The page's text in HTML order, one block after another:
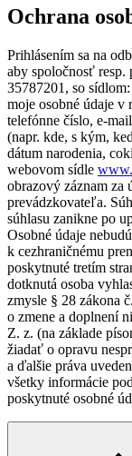
Ochrana
Prihlásením sa na
aby spoločnosť
35787201, so
moje osobné údaje v
telefónne číslo, e-
(napr. kde, s kým,
dátum narodenia,
webovom sídle
obrazový záznam za
prevádzkovateľa.
súhlasu zanikne po
Osobné údaje
k cezhraničnému
poskytnuté tretím
dotknutá osoba
zmysle § 28 zákona
o zmene a doplnení
Z. z. (na základe
žiadať o opravu
a ďalšie práva
všetky informácie
poskytnuté osobné